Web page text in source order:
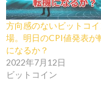
方向感のないビットコ
場。明日のCPI値発表が
になるか？
2022年7月12日
ビットコイン